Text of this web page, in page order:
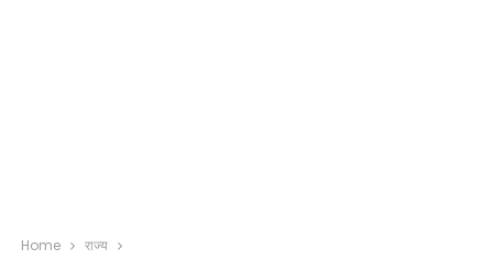
Home राज्य